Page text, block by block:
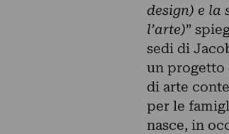
design) e la
l’arte)”
sedi di
un progetto
di arte
per le
nasce, in